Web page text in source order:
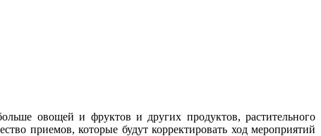
овощей и фруктов и других продуктов, растительного
приемов, которые будут корректировать ход мероприятий